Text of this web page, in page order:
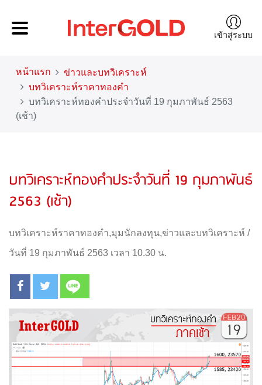
เข้าสู่ระบบ
หน้าแรก
ข่าวและบทวิเคราะห์
บทวิเคราะห์ราคาทองคำ
บทวิเคราะห์ทองคำประจำวันที่ 19 กุมภาพันธ์ 2563
(เช้า)
บทวิเคราะห์ทองคำประจำวันที่ 19 กุมภาพันธ์
2563 (เช้า)
บทวิเคราะห์ราคาทองคำ,มุมนักลงทุน,ข่าวและบทวิเคราะห์ /
วันที่ 19 กุมภาพันธ์ 2563 เวลา 10.30 น.